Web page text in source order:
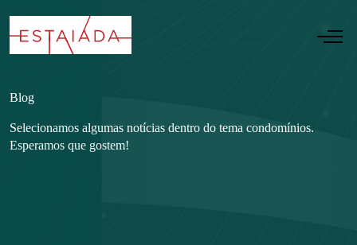
Blog
Selecionamos algumas notícias dentro do tema condomínios.
Esperamos que gostem!